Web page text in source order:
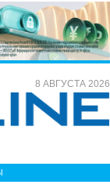
8 АВГУСТА 2026